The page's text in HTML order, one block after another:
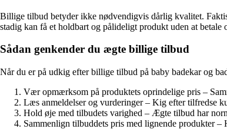
Billige tilbud betyder ikke nødvendigvis dårlig kvalitet.
stadig kan få et holdbart og pålideligt produkt uden at
Sådan genkender du ægte billige tilbud
Når du er på udkig efter billige tilbud på baby badekar og
Vær opmærksom på produktets oprindelige pris –
Læs anmeldelser og vurderinger – Kig efter tilfredse
Hold øje med tilbudets varighed – Ægte tilbud har
Sammenlign tilbuddets pris med lignende produkter